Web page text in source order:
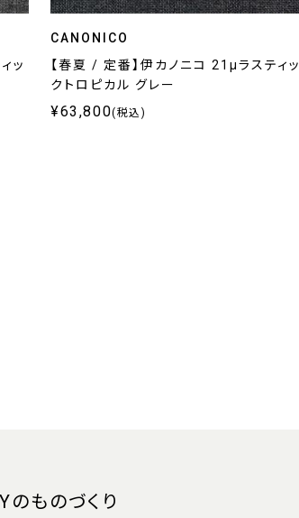
ッ
CANONICO
【春夏 / 定番】伊カノニコ 21μラスティッ
クトロピカル グレー
¥63,800(税込)
のものづくり